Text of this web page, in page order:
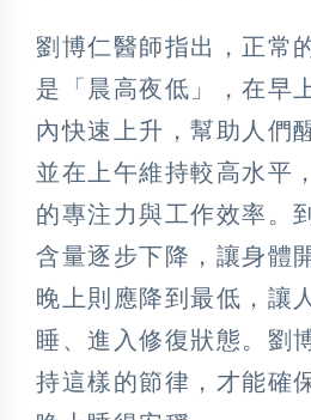
劉博仁醫師指出，正常
是「晨高夜低」，在早
內快速上升，幫助人們
並在上午維持較高水平
的專注力與工作效率。
含量逐步下降，讓身體
晚上則應降到最低，讓
睡、進入修復狀態。劉
持這樣的節律，才能確